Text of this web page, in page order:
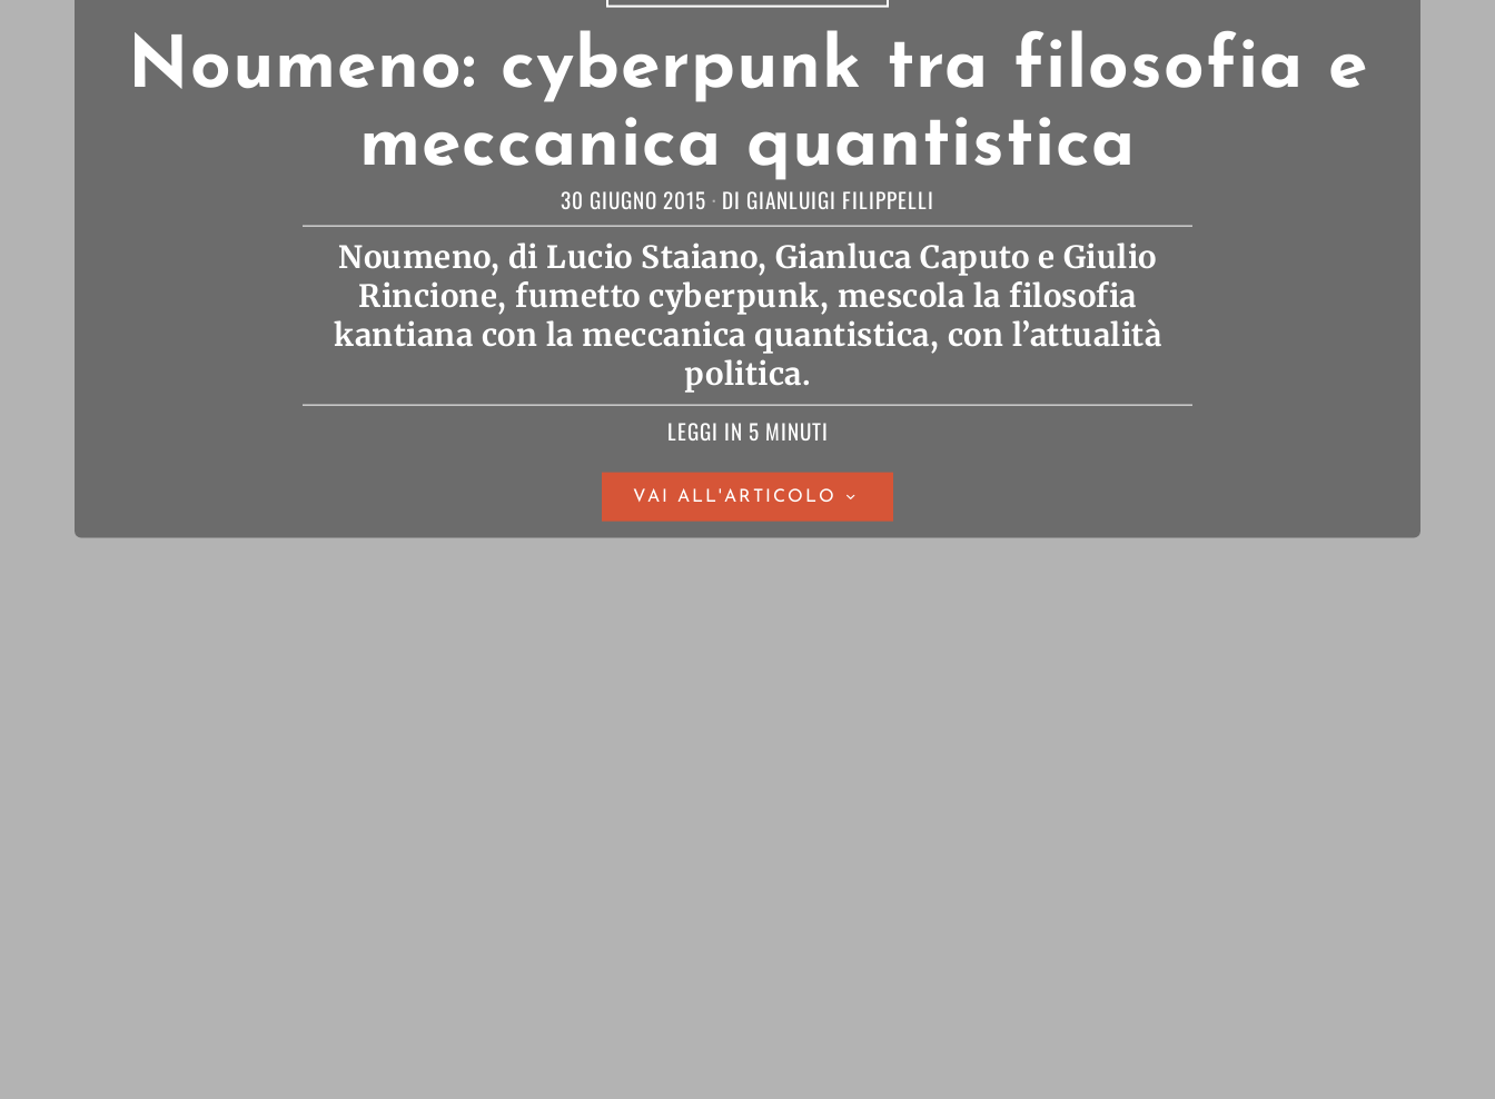
Noumeno: cyberpunk tra filosofia e
meccanica quantistica
30 GIUGNO 2015 DI GIANLUIGI FILIPPELLI
Noumeno, di Lucio Staiano, Gianluca Caputo e Giulio
Rincione, fumetto cyberpunk, mescola la filosofia
kantiana con la meccanica quantistica, con l’attualità
politica.
LEGGI IN 5 MINUTI
VAI ALL'ARTICOLO